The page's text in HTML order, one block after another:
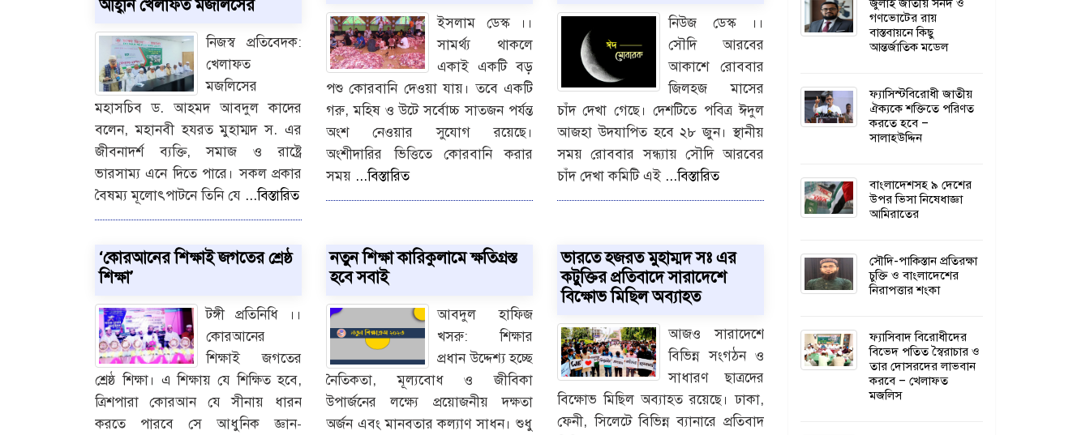
আহ্বান খেলাফত মজলিসের
নিজস্ব প্রতিবেদক:
খেলাফত
মজলিসের
মহাসচিব ড. আহমদ আবদুল কাদের
বলেন, মহানবী হযরত মুহাম্মদ স. এর
জীবনাদর্শ ব্যক্তি, সমাজ ও রাষ্ট্রে
ভারসাম্য এনে দিতে পারে। সকল প্রকার
বৈষম্য মূলোৎপাটনে তিনি যে ...বিস্তারিত
ইসলাম ডেস্ক ।।
সামর্থ্য থাকলে
একাই একটি বড়
পশু কোরবানি দেওয়া যায়। তবে একটি
গরু, মহিষ ও উটে সর্বোচ্চ সাতজন পর্যন্ত
অংশ নেওয়ার সুযোগ রয়েছে।
অংশীদারির ভিত্তিতে কোরবানি করার
সময় ...বিস্তারিত
নিউজ ডেস্ক ।।
সৌদি আরবের
আকাশে রোববার
জিলহজ মাসের
চাঁদ দেখা গেছে। দেশটিতে পবিত্র ঈদুল
আজহা উদযাপিত হবে ২৮ জুন। স্থানীয়
সময় রোববার সন্ধ্যায় সৌদি আরবের
চাঁদ দেখা কমিটি এই ...বিস্তারিত
‘কোরআনের শিক্ষাই জগতের শ্রেষ্ঠ
শিক্ষা’
টঙ্গী প্রতিনিধি ।।
কোরআনের
শিক্ষাই জগতের
শ্রেষ্ঠ শিক্ষা। এ শিক্ষায় যে শিক্ষিত হবে,
ত্রিশপারা কোরআন যে সীনায় ধারন
করতে পারবে সে আধুনিক জ্ঞান-
নতুন শিক্ষা কারিকুলামে ক্ষতিগ্রস্ত
হবে সবাই
আবদুল হাফিজ
খসরু: শিক্ষার
প্রধান উদ্দেশ্য হচ্ছে
নৈতিকতা, মূল্যবোধ ও জীবিকা
উপার্জনের লক্ষ্যে প্রয়োজনীয় দক্ষতা
অর্জন এবং মানবতার কল্যাণ সাধন। শুধু
ভারতে হজরত মুহাম্মদ সঃ এর
কটুুক্তির প্রতিবাদে সারাদেশে
বিক্ষোভ মিছিল অব্যাহত
আজও সারাদেশে
বিভিন্ন সংগঠন ও
সাধারণ ছাত্রদের
বিক্ষোভ মিছিল অব্যাহত রয়েছে। ঢাকা,
ফেনী, সিলেটে বিভিন্ন ব্যানারে প্রতিবাদ
গণভোটের রায়
বাস্তবায়নে কিছু
আন্তর্জাতিক মডেল
ফ্যাসিস্টবিরোধী জাতীয়
ঐক্যকে শক্তিতে পরিণত
করতে হবে –
সালাহউদ্দিন
বাংলাদেশসহ ৯ দেশের
উপর ভিসা নিষেধাজ্ঞা
আমিরাতের
সৌদি-পাকিস্তান প্রতিরক্ষা
চুক্তি ও বাংলাদেশের
নিরাপত্তার শংকা
ফ্যাসিবাদ বিরোধীদের
বিভেদ পতিত স্বৈরাচার ও
তার দোসরদের লাভবান
করবে – খেলাফত
মজলিস